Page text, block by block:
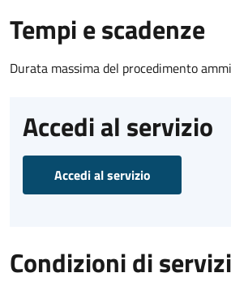
Tempi e scadenze
Durata massima del procedimento
Accedi al servizio
Accedi al servizio
Condizioni di